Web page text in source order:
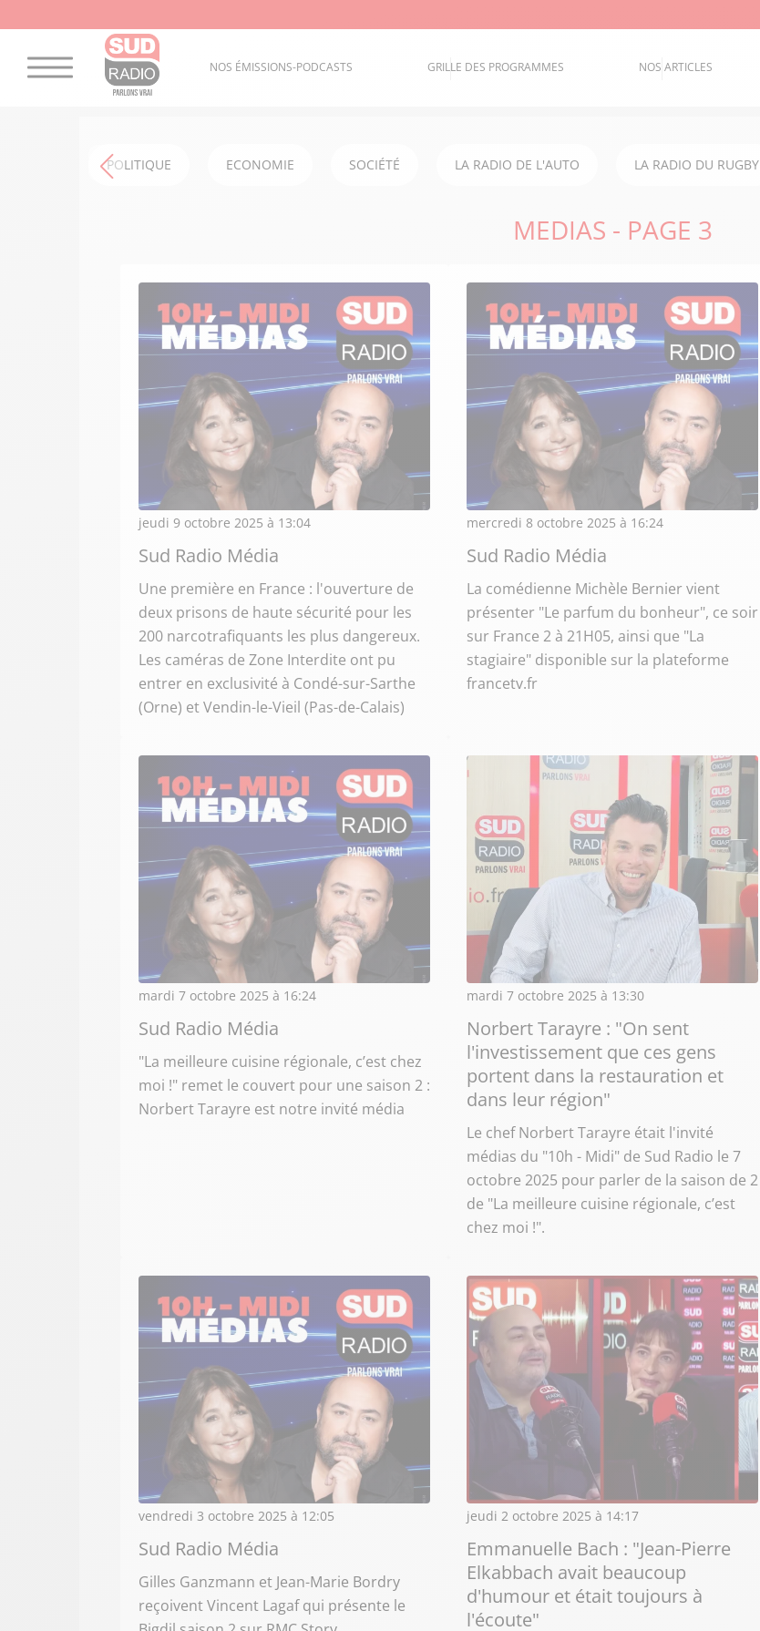
NOS ÉMISSIONS-PODCASTS GRILLE DES PROGRAMMES NOS ARTICLES
POLITIQUE ECONOMIE SOCIÉTÉ LA RADIO DE L'AUTO LA RADIO DU RUGBY
MEDIAS - PAGE 3
jeudi 9 octobre 2025 à 13:04
Sud Radio Média
Une première en France : l'ouverture de
deux prisons de haute sécurité pour les
200 narcotrafiquants les plus dangereux.
Les caméras de Zone Interdite ont pu
entrer en exclusivité à Condé-sur-Sarthe
(Orne) et Vendin-le-Vieil (Pas-de-Calais)
mercredi 8 octobre 2025 à 16:24
Sud Radio Média
La comédienne Michèle Bernier vient
présenter "Le parfum du bonheur", ce soir
sur France 2 à 21H05, ainsi que "La
stagiaire" disponible sur la plateforme
francetv.fr
mardi 7 octobre 2025 à 16:24
Sud Radio Média
"La meilleure cuisine régionale, c’est chez
moi !" remet le couvert pour une saison 2 :
Norbert Tarayre est notre invité média
mardi 7 octobre 2025 à 13:30
Norbert Tarayre : "On sent
l'investissement que ces gens
portent dans la restauration et
dans leur région"
Le chef Norbert Tarayre était l'invité
médias du "10h - Midi" de Sud Radio le 7
octobre 2025 pour parler de la saison de 2
de "La meilleure cuisine régionale, c’est
chez moi !".
vendredi 3 octobre 2025 à 12:05
Sud Radio Média
Gilles Ganzmann et Jean-Marie Bordry
reçoivent Vincent Lagaf qui présente le
jeudi 2 octobre 2025 à 14:17
Emmanuelle Bach : "Jean-Pierre
Elkabbach avait beaucoup
d'humour et était toujours à
l'écoute"